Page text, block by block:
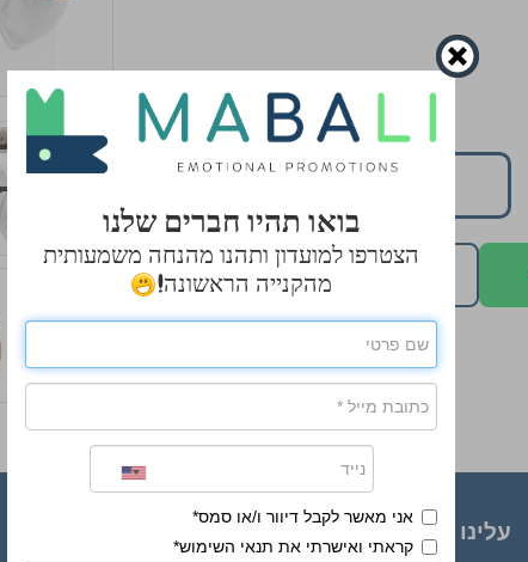
השאירו פרטים להצעת מחיר
עלינו
בואו תהיו חברים שלנו
הצטרפו למועדון ותהנו מהנחה משמעותית
מהקנייה הראשונה!
אני מאשר לקבל דיוור ו/או סמס*
קראתי ואישרתי את תנאי השימוש*